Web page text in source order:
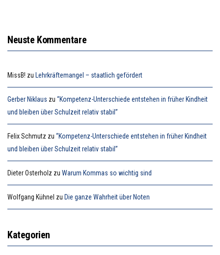
Neuste Kommentare
MissB! zu Lehrkräftemangel – staatlich gefördert
Gerber Niklaus zu “Kompetenz-Unterschiede entstehen in früher Kindheit
und bleiben über Schulzeit relativ stabil”
Felix Schmutz zu “Kompetenz-Unterschiede entstehen in früher Kindheit
und bleiben über Schulzeit relativ stabil”
Dieter Osterholz zu Warum Kommas so wichtig sind
Wolfgang Kühnel zu Die ganze Wahrheit über Noten
Kategorien